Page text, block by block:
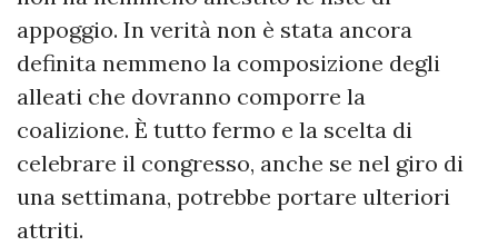
appoggio. In verità non è stata ancora
definita nemmeno la composizione degli
alleati che dovranno comporre la
coalizione. È tutto fermo e la scelta di
celebrare il congresso, anche se nel giro di
una settimana, potrebbe portare ulteriori
attriti.